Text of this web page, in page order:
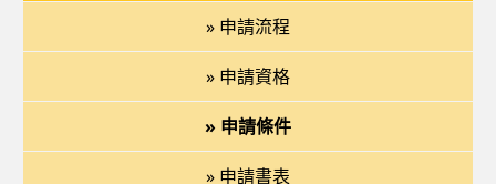
» 申請流程
» 申請資格
» 申請條件
» 申請書表